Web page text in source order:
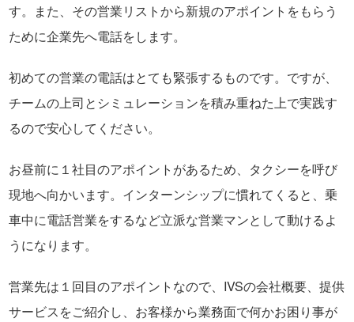
す。また、その営業リストから新規のアポイントをもらう
ために企業先へ電話をします。
初めての営業の電話はとても緊張するものです。ですが、
チームの上司とシミュレーションを積み重ねた上で実践す
るので安心してください。
お昼前に１社目のアポイントがあるため、タクシーを呼び
現地へ向かいます。インターンシップに慣れてくると、乗
車中に電話営業をするなど立派な営業マンとして動けるよ
うになります。
営業先は１回目のアポイントなので、IVSの会社概要、提供
サービスをご紹介し、お客様から業務面で何かお困り事が